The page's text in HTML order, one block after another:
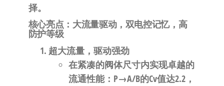
择。
核心亮点：大流量驱动，双电控记忆，高
防护等级
超大流量，驱动强劲
在紧凑的阀体尺寸内实现卓越的
流通性能：P→A/B的Cv值达2.2，